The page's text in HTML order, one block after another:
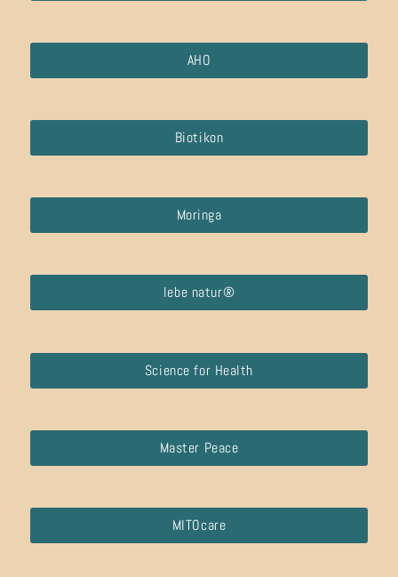
AHO
Biotikon
Moringa
lebe natur®
Science for Health
Master Peace
MITOcare